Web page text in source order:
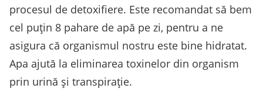
procesul de detoxifiere. Este recomandat să bem
cel puțin 8 pahare de apă pe zi, pentru a ne
asigura că organismul nostru este bine hidratat.
Apa ajută la eliminarea toxinelor din organism
prin urină și transpirație.